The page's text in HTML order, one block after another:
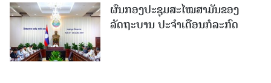
ຜົນກອງປະຊຸມສະໄໝສາມັນຂອງ
ລັດຖະບານ ປະຈຳເດືອນກໍລະກົດ